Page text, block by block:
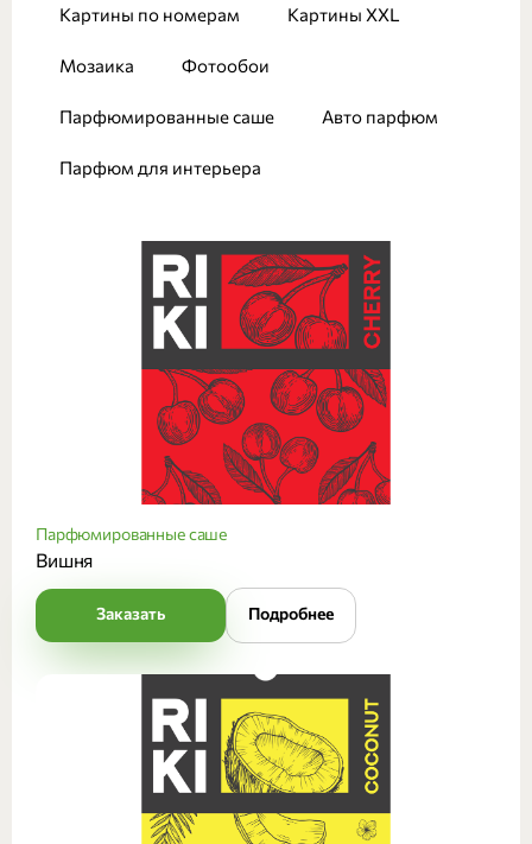
Картины по номерам Картины XXL
Мозаика Фотообои
Парфюмированные саше Авто парфюм
Парфюм для интерьера
Парфюмированные саше
Вишня
Заказать Подробнее